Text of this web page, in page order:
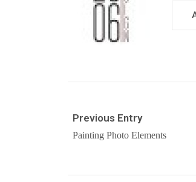
Previous Entry
Painting Photo Elements